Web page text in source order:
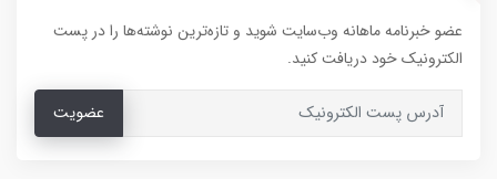
عضو خبرنامه ماهانه وب‌سایت شوید و تازه‌ترین نوشته‌ها را در پست
الکترونیک خود دریافت کنید.
عضویت